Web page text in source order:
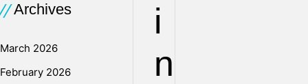
i
n
Archives
March 2026
February 2026